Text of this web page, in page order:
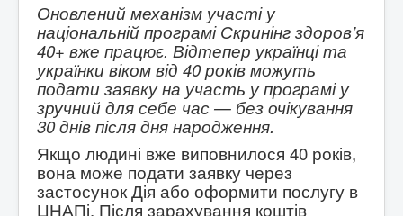
Оновлений механізм участі у
національній програмі Скринінг здоров’я
40+ вже працює. Відтепер українці та
українки віком від 40 років можуть
подати заявку на участь у програмі у
зручний для себе час — без очікування
30 днів після дня народження.
Якщо людині вже виповнилося 40 років,
вона може подати заявку через
застосунок Дія або оформити послугу в
ЦНАПі. Після зарахування коштів